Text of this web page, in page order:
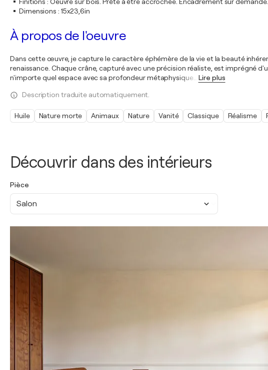
Découvrir dans des intérieurs
Pièce
Salon
Dimensions : 15x23,6in
À propos de l'oeuvre
Dans cette œuvre, je capture le caractère éphémère de la vie et la beauté
renaissance. Chaque crâne, capturé avec une précision réaliste, est imprégné
n'importe quel espace avec sa profondeur métaphysique
Lire plus
Description traduite automatiquement.
Huile Nature morte Animaux Nature Vanité Classique Réalisme